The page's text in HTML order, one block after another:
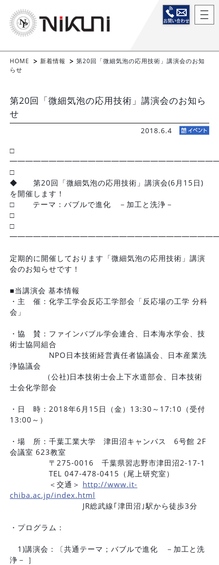
HOME 新着情報
第20回「微細気泡の応用技術」講演会のお知
らせ
第20回「微細気泡の応用技術」講演会のお知ら
せ
2018.6.4
□
□
◆ 第20回「微細気泡の応用技術」講演会(6月15日)
を開催します！
□ テーマ：バブルで進化 －加工と洗浄－
□
□
定期的に開催しております「微細気泡の応用技術」講演
会のお知らせです！
■当講演会 基本情報
・主 催：化学工学会反応工学部会「反応場の工学 分科
会」
・協 賛：ファインバブル学会連合、日本海水学会、技
術士協同組合
NPO日本技術経営責任者協議会、日本産業洗
浄協議会
（公社)日本技術士会上下水道部会、日本技術
士会化学部会
・日 時：2018年6月15日（金）13:30～17:10（受付
13:00～）
・場 所：千葉工業大学 津田沼キャンパス 6号館 2F
会議室 623教室
〒275-0016 千葉県習志野市津田沼2-17-1
TEL 047-478-0415（尾上研究室）
＜交通＞ http://www.it-
chiba.ac.jp/index.html
JR総武線｢津田沼｣駅から徒歩3分
・プログラム：
1)講演会：〔共通テーマ；バブルで進化 －加工と洗
浄－ ］